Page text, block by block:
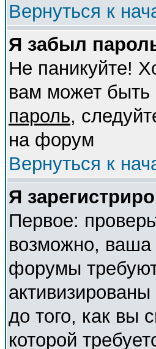
Вернуться к
Я забыл
Не паникуйте!
вам может быть
пароль,
на форум
Вернуться к
Я
Первое:
возможно, ваша
форумы
до того, как вы
которой